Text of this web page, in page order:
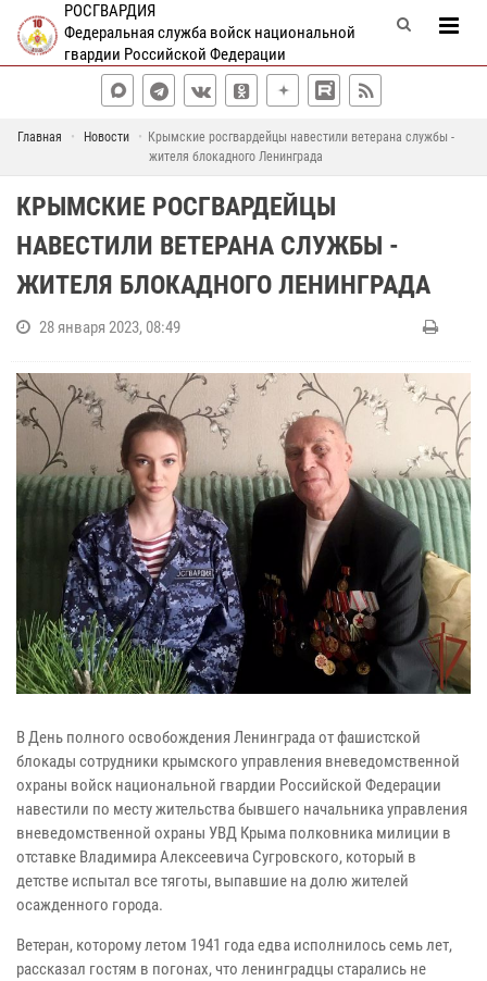
РОСГВАРДИЯ
Федеральная служба войск национальной
гвардии Российской Федерации
Главная Новости
Крымские росгвардейцы навестили ветерана службы -
жителя блокадного Ленинграда
КРЫМСКИЕ РОСГВАРДЕЙЦЫ
НАВЕСТИЛИ ВЕТЕРАНА СЛУЖБЫ -
ЖИТЕЛЯ БЛОКАДНОГО ЛЕНИНГРАДА
28 января 2023, 08:49
В День полного освобождения Ленинграда от фашистской
блокады сотрудники крымского управления вневедомственной
охраны войск национальной гвардии Российской Федерации
навестили по месту жительства бывшего начальника управления
вневедомственной охраны УВД Крыма полковника милиции в
отставке Владимира Алексеевича Сугровского, который в
детстве испытал все тяготы, выпавшие на долю жителей
осажденного города.
Ветеран, которому летом 1941 года едва исполнилось семь лет,
рассказал гостям в погонах, что ленинградцы старались не